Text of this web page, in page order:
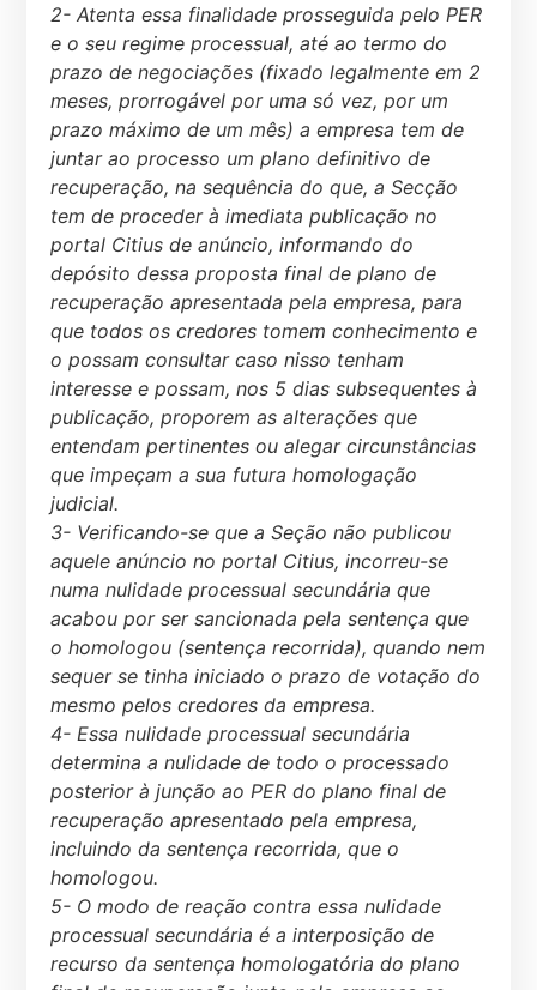
2- Atenta essa finalidade prosseguida pelo PER
e o seu regime processual, até ao termo do
prazo de negociações (fixado legalmente em 2
meses, prorrogável por uma só vez, por um
prazo máximo de um mês) a empresa tem de
juntar ao processo um plano definitivo de
recuperação, na sequência do que, a Secção
tem de proceder à imediata publicação no
portal Citius de anúncio, informando do
depósito dessa proposta final de plano de
recuperação apresentada pela empresa, para
que todos os credores tomem conhecimento e
o possam consultar caso nisso tenham
interesse e possam, nos 5 dias subsequentes à
publicação, proporem as alterações que
entendam pertinentes ou alegar circunstâncias
que impeçam a sua futura homologação
judicial.
3- Verificando-se que a Seção não publicou
aquele anúncio no portal Citius, incorreu-se
numa nulidade processual secundária que
acabou por ser sancionada pela sentença que
o homologou (sentença recorrida), quando nem
sequer se tinha iniciado o prazo de votação do
mesmo pelos credores da empresa.
4- Essa nulidade processual secundária
determina a nulidade de todo o processado
posterior à junção ao PER do plano final de
recuperação apresentado pela empresa,
incluindo da sentença recorrida, que o
homologou.
5- O modo de reação contra essa nulidade
processual secundária é a interposição de
recurso da sentença homologatória do plano